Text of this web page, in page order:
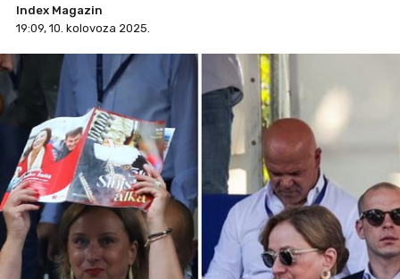
Index Magazin
19:09, 10. kolovoza 2025.